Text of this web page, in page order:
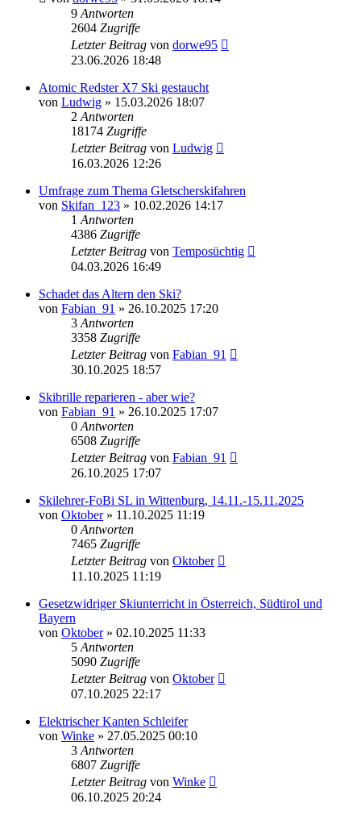
9 Antworten
2604 Zugriffe
Letzter Beitrag von dorwe95
23.06.2026 18:48
Atomic Redster X7 Ski gestaucht
von Ludwig » 15.03.2026 18:07
2 Antworten
18174 Zugriffe
Letzter Beitrag von Ludwig
16.03.2026 12:26
Umfrage zum Thema Gletscherskifahren
von Skifan_123 » 10.02.2026 14:17
1 Antworten
4386 Zugriffe
Letzter Beitrag von Temposüchtig
04.03.2026 16:49
Schadet das Altern den Ski?
von Fabian_91 » 26.10.2025 17:20
3 Antworten
3358 Zugriffe
Letzter Beitrag von Fabian_91
30.10.2025 18:57
Skibrille reparieren - aber wie?
von Fabian_91 » 26.10.2025 17:07
0 Antworten
6508 Zugriffe
Letzter Beitrag von Fabian_91
26.10.2025 17:07
Skilehrer-FoBi SL in Wittenburg, 14.11.-15.11.2025
von Oktober» 11.10.2025 11:19
0 Antworten
7465 Zugriffe
Letzter Beitrag von Oktober
11.10.2025 11:19
Gesetzwidriger Skiunterricht in Österreich, Südtirol und
Bayern
von Oktober» 02.10.2025 11:33
5 Antworten
5090 Zugriffe
Letzter Beitrag von Oktober
07.10.2025 22:17
Elektrischer Kanten Schleifer
von Winke » 27.05.2025 00:10
3 Antworten
6807 Zugriffe
Letzter Beitrag von Winke
06.10.2025 20:24